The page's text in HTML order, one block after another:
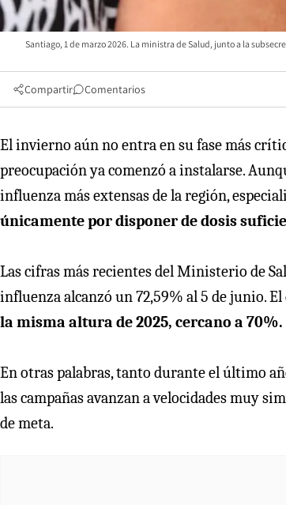
Santiago, 1 de marzo 2026. La ministra de Salud, junto a la
Compartir Comentarios
El invierno aún no entra en su fase más
preocupación ya comenzó a instalarse.
influenza más extensas de la región,
únicamente por disponer de dosis
Las cifras más recientes del Ministerio de
influenza alcanzó un 72,59% al 5 de junio.
la misma altura de 2025, cercano a 70%.
En otras palabras, tanto durante el último
las campañas avanzan a velocidades muy
de meta.